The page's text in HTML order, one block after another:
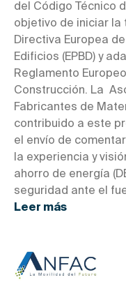
del Código Técnico
objetivo de iniciar la
Directiva Europea
Edificios (EPBD) y
Reglamento
Construcción. La
Fabricantes de
contribuido a este
el envío de
la experiencia y
ahorro de energía
seguridad ante el
Leer más